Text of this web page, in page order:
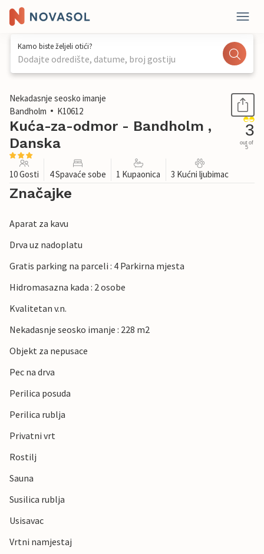
Kamo biste željeli otići?
Dodajte odredište, datume, broj gostiju
1 / 25
Nekadasnje seosko imanje
Bandholm
K10612
Kuća-za-odmor - Bandholm ,
Danska
3
out of
5
10 Gosti 4 Spavaće sobe 1 Kupaonica 3 Kućni ljubimac
Značajke
Aparat za kavu
Drva uz nadoplatu
Gratis parking na parceli : 4 Parkirna mjesta
Hidromasazna kada : 2 osobe
Kvalitetan v.n.
Nekadasnje seosko imanje : 228 m2
Objekt za nepusace
Pec na drva
Perilica posuda
Perilica rublja
Privatni vrt
Rostilj
Sauna
Susilica rublja
Usisavac
Vrtni namjestaj